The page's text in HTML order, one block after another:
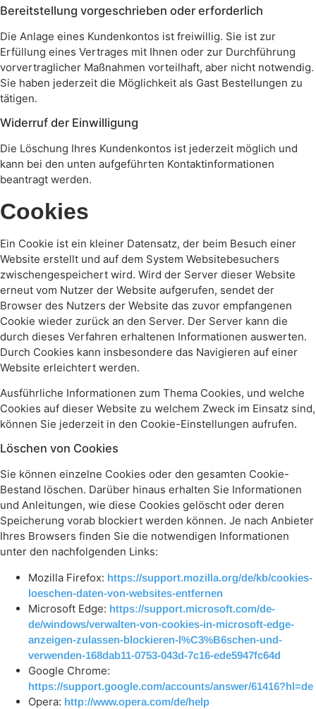
Bereitstellung vorgeschrieben oder erforderlich
Die Anlage eines Kundenkontos ist freiwillig. Sie ist zur
Erfüllung eines Vertrages mit Ihnen oder zur Durchführung
vorvertraglicher Maßnahmen vorteilhaft, aber nicht notwendig.
Sie haben jederzeit die Möglichkeit als Gast Bestellungen zu
tätigen.
Widerruf der Einwilligung
Die Löschung Ihres Kundenkontos ist jederzeit möglich und
kann bei den unten aufgeführten Kontaktinformationen
beantragt werden.
Cookies
Ein Cookie ist ein kleiner Datensatz, der beim Besuch einer
Website erstellt und auf dem System Websitebesuchers
zwischengespeichert wird. Wird der Server dieser Website
erneut vom Nutzer der Website aufgerufen, sendet der
Browser des Nutzers der Website das zuvor empfangenen
Cookie wieder zurück an den Server. Der Server kann die
durch dieses Verfahren erhaltenen Informationen auswerten.
Durch Cookies kann insbesondere das Navigieren auf einer
Website erleichtert werden.
Ausführliche Informationen zum Thema Cookies, und welche
Cookies auf dieser Website zu welchem Zweck im Einsatz sind,
können Sie jederzeit in den Cookie-Einstellungen aufrufen.
Löschen von Cookies
Sie können einzelne Cookies oder den gesamten Cookie-
Bestand löschen. Darüber hinaus erhalten Sie Informationen
und Anleitungen, wie diese Cookies gelöscht oder deren
Speicherung vorab blockiert werden können. Je nach Anbieter
Ihres Browsers finden Sie die notwendigen Informationen
unter den nachfolgenden Links:
Mozilla Firefox: https://support.mozilla.org/de/kb/cookies-
loeschen-daten-von-websites-entfernen
Microsoft Edge: https://support.microsoft.com/de-
de/windows/verwalten-von-cookies-in-microsoft-edge-
anzeigen-zulassen-blockieren-l%C3%B6schen-und-
verwenden-168dab11-0753-043d-7c16-ede5947fc64d
Google Chrome:
https://support.google.com/accounts/answer/61416?hl=de
Opera: http://www.opera.com/de/help